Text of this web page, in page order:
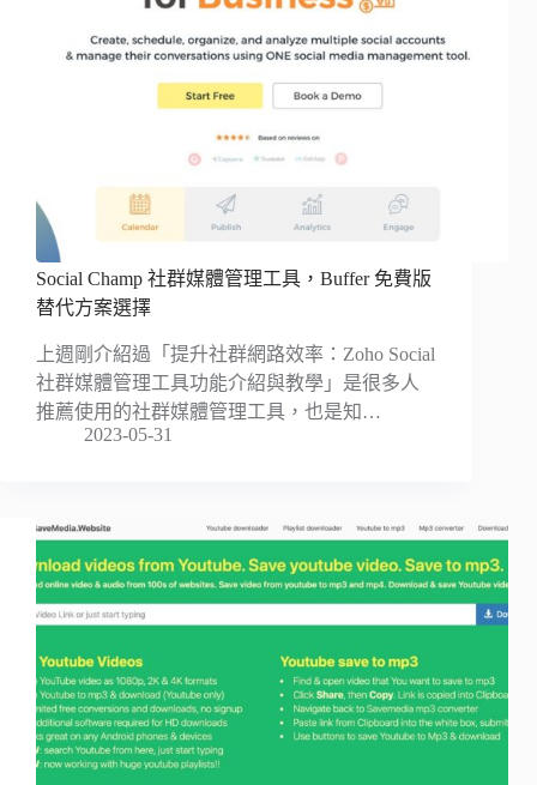
Social Champ 社群媒體管理工具，Buffer 免費版
替代方案選擇
上週剛介紹過「提升社群網路效率：Zoho Social
社群媒體管理工具功能介紹與教學」是很多人
推薦使用的社群媒體管理工具，也是知…
2023-05-31